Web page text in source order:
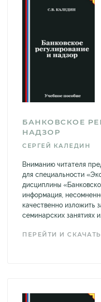
БАНКОВСКОЕ
НАДЗОР
СЕРГЕЙ КАЛЕДИН
Вниманию читателя
для специальности
дисциплины
информация,
качественно изложить
семинарских занятиях
ПЕРЕЙТИ И СКАЧАТЬ